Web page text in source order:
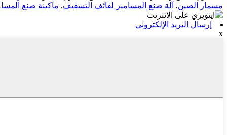
مسمار الصين, آلة صنع المسامير لفائف التسقيف, ماكينة صنع
إرسال البريد الإلكتروني
x